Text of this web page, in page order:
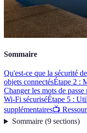
Sommaire
Qu'est-ce que la sécurité
objets connectésÉtape 2 :
Changer les mots de passe
Wi-Fi sécuriséÉtape 5 :
supplémentaires📺
Sommaire(9 sections)